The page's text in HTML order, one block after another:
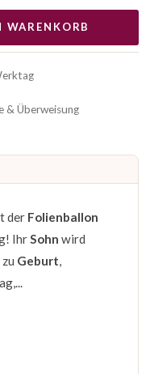
WARENKORB
& Überweisung
der Folienballon
Ihr Sohn wird
Geburt